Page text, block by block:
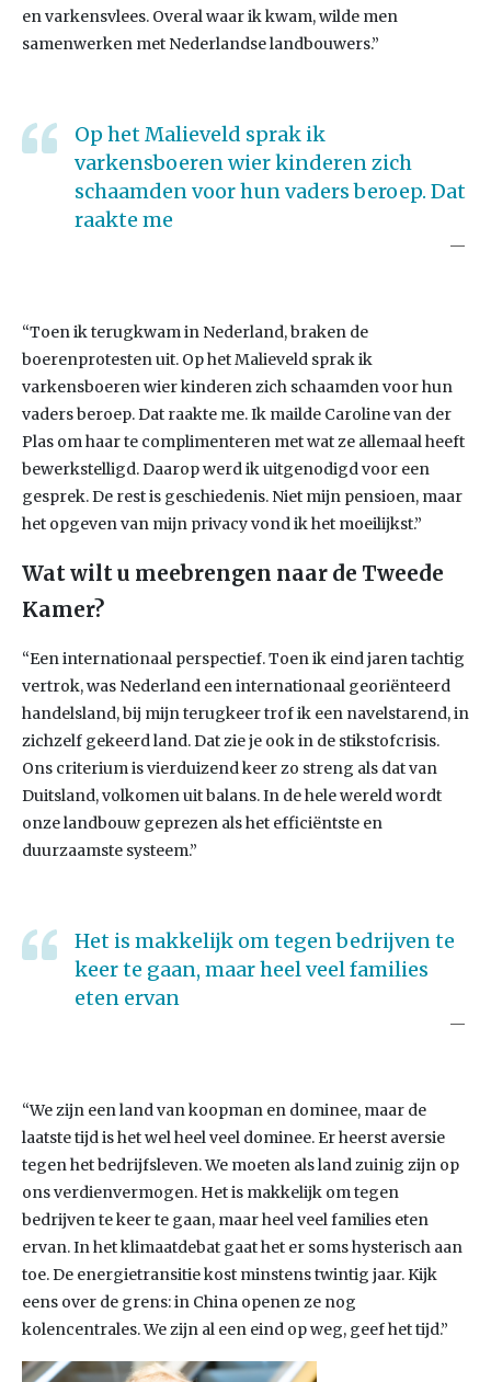
en varkensvlees. Overal waar ik kwam, wilde men
samenwerken met Nederlandse landbouwers.”
Op het Malieveld sprak ik
varkensboeren wier kinderen zich
schaamden voor hun vaders beroep. Dat
raakte me
“Toen ik terugkwam in Nederland, braken de
boerenprotesten uit. Op het Malieveld sprak ik
varkensboeren wier kinderen zich schaamden voor hun
vaders beroep. Dat raakte me. Ik mailde Caroline van der
Plas om haar te complimenteren met wat ze allemaal heeft
bewerkstelligd. Daarop werd ik uitgenodigd voor een
gesprek. De rest is geschiedenis. Niet mijn pensioen, maar
het opgeven van mijn privacy vond ik het moeilijkst.”
Wat wilt u meebrengen naar de Tweede
Kamer?
“Een internationaal perspectief. Toen ik eind jaren tachtig
vertrok, was Nederland een internationaal georiënteerd
handelsland, bij mijn terugkeer trof ik een navelstarend, in
zichzelf gekeerd land. Dat zie je ook in de stikstofcrisis.
Ons criterium is vierduizend keer zo streng als dat van
Duitsland, volkomen uit balans. In de hele wereld wordt
onze landbouw geprezen als het efficiëntste en
duurzaamste systeem.”
Het is makkelijk om tegen bedrijven te
keer te gaan, maar heel veel families
eten ervan
“We zijn een land van koopman en dominee, maar de
laatste tijd is het wel heel veel dominee. Er heerst aversie
tegen het bedrijfsleven. We moeten als land zuinig zijn op
ons verdienvermogen. Het is makkelijk om tegen
bedrijven te keer te gaan, maar heel veel families eten
ervan. In het klimaatdebat gaat het er soms hysterisch aan
toe. De energietransitie kost minstens twintig jaar. Kijk
eens over de grens: in China openen ze nog
kolencentrales. We zijn al een eind op weg, geef het tijd.”